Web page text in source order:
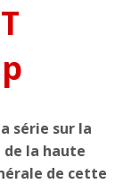
série sur la
la haute
de cette